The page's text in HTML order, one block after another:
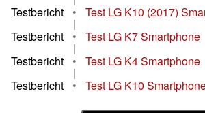
Testbericht
• Test LG K10 (2017)
|
Testbericht
• Test LG K7 Smartphone
|
Testbericht
• Test LG K4 Smartphone
|
Testbericht
• Test LG K10